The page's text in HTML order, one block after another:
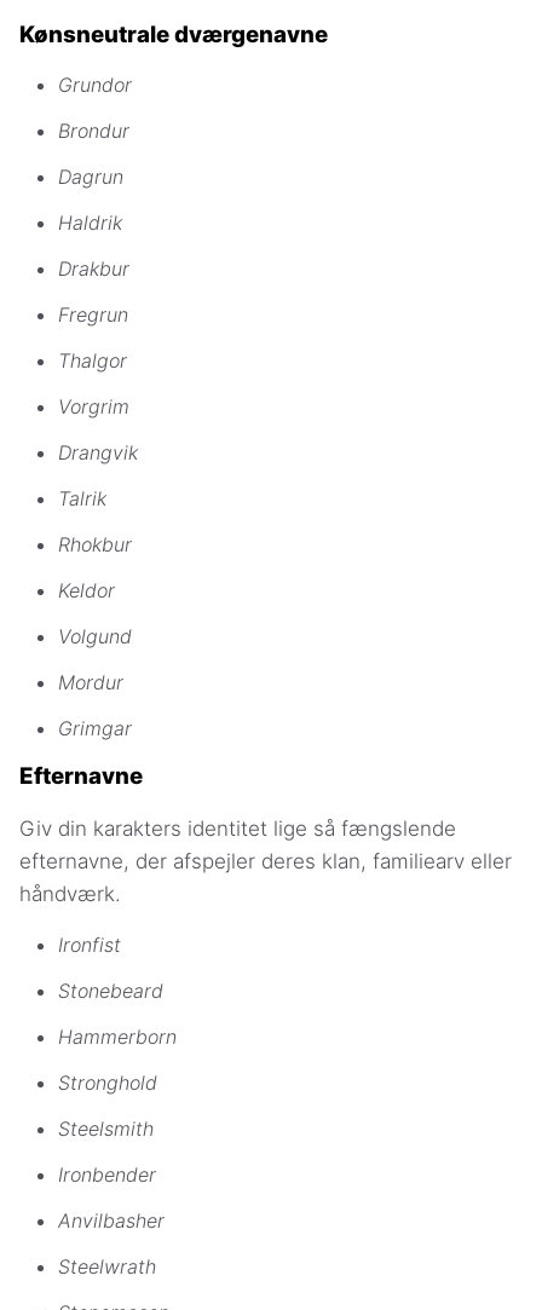
Kønsneutrale dværgenavne
Grundor
Brondur
Dagrun
Haldrik
Drakbur
Fregrun
Thalgor
Vorgrim
Drangvik
Talrik
Rhokbur
Keldor
Volgund
Mordur
Grimgar
Efternavne
Giv din karakters identitet lige så fængslende
efternavne, der afspejler deres klan, familiearv eller
håndværk.
Ironfist
Stonebeard
Hammerborn
Stronghold
Steelsmith
Ironbender
Anvilbasher
Steelwrath